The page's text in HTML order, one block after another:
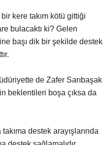
kere takım kötü gittiği
bulacaktı ki? Gelen
başı dik bir şekilde destek
de Zafer Sarıbaşak
beklentileri boşa çıksa da
destek arayışlarında